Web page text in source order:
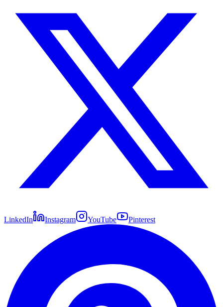
LinkedIn Instagram YouTube Pinterest